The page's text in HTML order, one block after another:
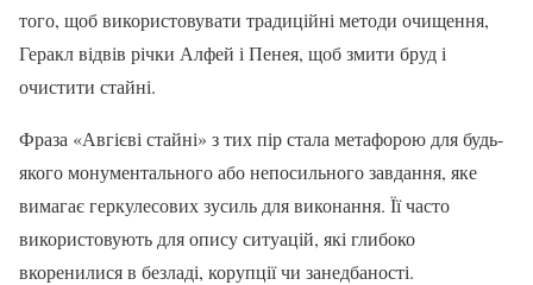
того, щоб використовувати традиційні методи очищення,
Геракл відвів річки Алфей і Пенея, щоб змити бруд і
очистити стайні.
Фраза «Авгієві стайні» з тих пір стала метафорою для будь-
якого монументального або непосильного завдання, яке
вимагає геркулесових зусиль для виконання. Її часто
використовують для опису ситуацій, які глибоко
вкоренилися в безладі, корупції чи занедбаності.